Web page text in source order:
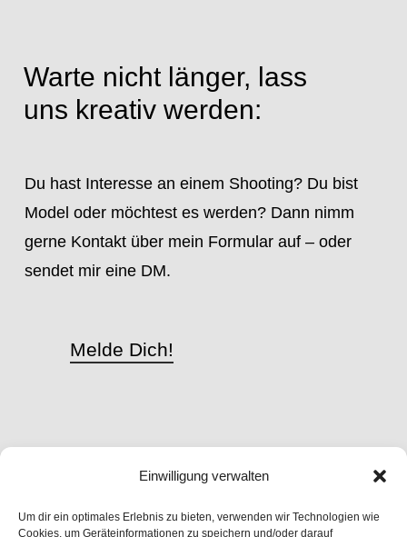
Einwilligung verwalten
Um dir ein optimales Erlebnis zu bieten, verwenden wir Technologien wie
Cookies, um Geräteinformationen zu speichern und/oder darauf
Warte nicht länger, lass
uns kreativ werden:
Du hast Interesse an einem Shooting? Du bist
Model oder möchtest es werden? Dann nimm
gerne Kontakt über mein Formular auf – oder
sendet mir eine DM.
Melde Dich!